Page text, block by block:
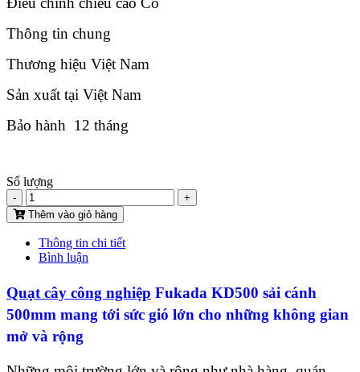
Thông tin chung
Thương hiệu Việt Nam
Sản xuất tại Việt Nam
Bảo hành 12 tháng
Số lượng
-
+
Thêm vào giỏ hàng
Thông tin chi tiết
Bình luận
Quạt cây công nghiệp Fukada KD500 sải cánh
500mm mang tới sức gió lớn cho những không gian
mở và rộng